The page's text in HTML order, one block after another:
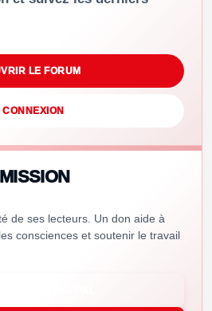
LE FORUM
CONNEXION
de ses lecteurs. Un don aide à
consciences et soutenir le travail